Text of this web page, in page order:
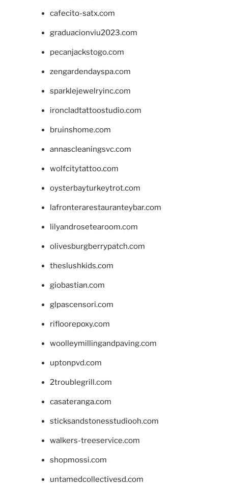
cafecito-satx.com
graduacionviu2023.com
pecanjackstogo.com
zengardendayspa.com
sparklejewelryinc.com
ironcladtattoostudio.com
bruinshome.com
annascleaningsvc.com
wolfcitytattoo.com
oysterbayturkeytrot.com
lafronterarestauranteybar.com
lilyandrosetearoom.com
olivesburgberrypatch.com
theslushkids.com
giobastian.com
glpascensori.com
rifloorepoxy.com
woolleymillingandpaving.com
uptonpvd.com
2troublegrill.com
casateranga.com
sticksandstonesstudiooh.com
walkers-treeservice.com
shopmossi.com
untamedcollectivesd.com